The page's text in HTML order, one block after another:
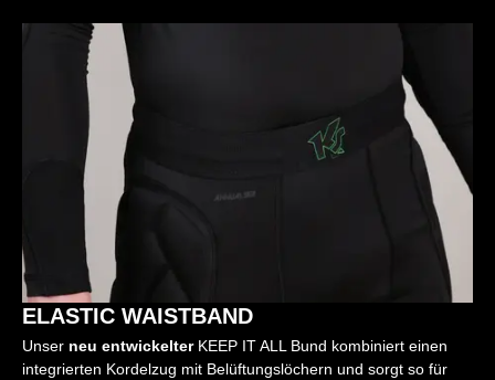
ELASTIC WAISTBAND
Unser neu entwickelterKEEP IT ALL Bund kombiniert einen
integrierten Kordelzug mit Belüftungslöchern und sorgt so für